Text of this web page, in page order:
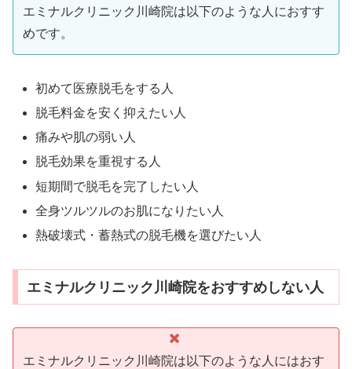
エミナルクリニック川崎院は以下のような人におすす
めです。
初めて医療脱毛をする人
脱毛料金を安く抑えたい人
痛みや肌の弱い人
脱毛効果を重視する人
短期間で脱毛を完了したい人
全身ツルツルのお肌になりたい人
熱破壊式・蓄熱式の脱毛機を選びたい人
エミナルクリニック川崎院をおすすめしない人
エミナルクリニック川崎院は以下のような人にはおす